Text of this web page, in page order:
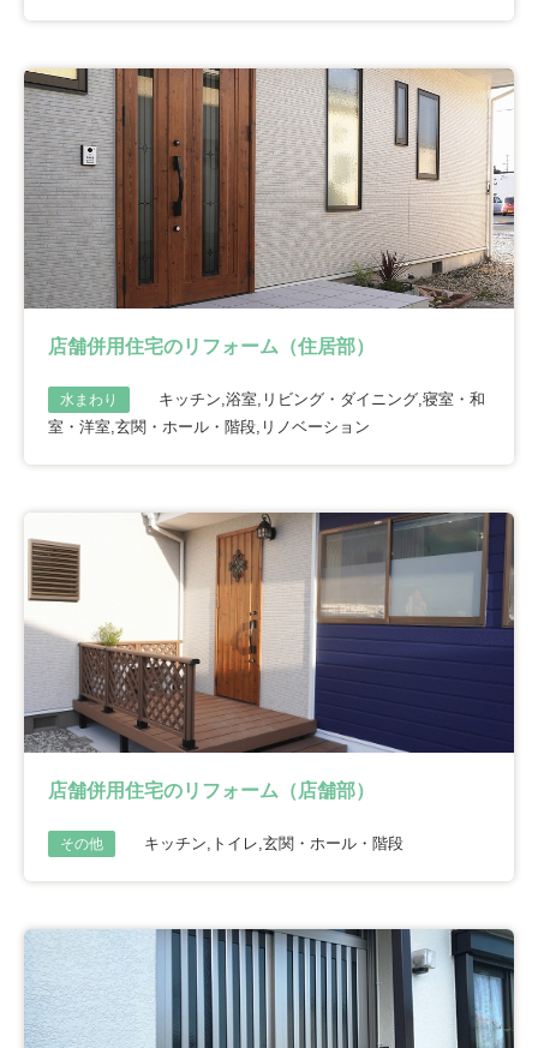
店舗併用住宅のリフォーム（住居部）
水まわり
キッチン,浴室,リビング・ダイニング,寝室・和
室・洋室,玄関・ホール・階段,リノベーション
店舗併用住宅のリフォーム（店舗部）
その他 キッチン,トイレ,玄関・ホール・階段